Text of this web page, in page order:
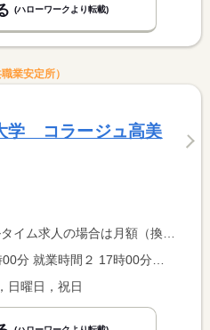
(ハローワークより転載)
業安定所）
学 コラージュ高美
算額）、パート求人の場合は時間額を表示しています。
就業時間１ 6時00分〜9時00分 就業時間２ 17時00分〜22時00分 就業時間３ 18時00分〜22時00分 就業時間に関する特記事項 ＊月曜日：６：００〜９：００・１７：００〜２２：００ <BR> 水曜日・金曜日：１８：００〜２２：００の勤務
日曜日，祝日